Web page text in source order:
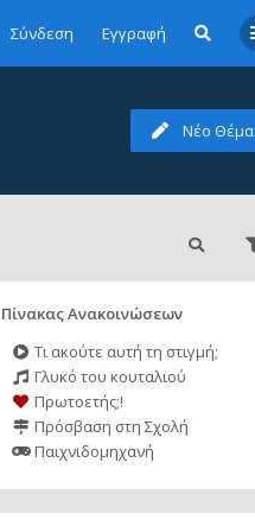
Σύνδεση Εγγραφή
Νέο Θέμα
Πίνακας Ανακοινώσεων
Τι ακούτε αυτή τη στιγμή;
Γλυκό του κουταλιού
Πρωτοετής;!
Πρόσβαση στη Σχολή
Παιχνιδομηχανή